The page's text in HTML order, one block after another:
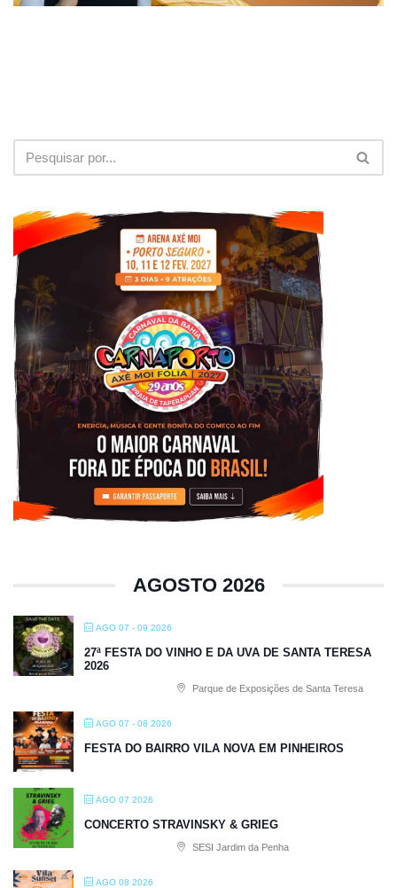
AGOSTO 2026
AGO 07 - 09 2026
27ª FESTA DO VINHO E DA UVA DE SANTA TERESA
2026
Parque de Exposições de Santa Teresa
AGO 07 - 08 2026
FESTA DO BAIRRO VILA NOVA EM PINHEIROS
AGO 07 2026
CONCERTO STRAVINSKY & GRIEG
SESI Jardim da Penha
AGO 08 2026